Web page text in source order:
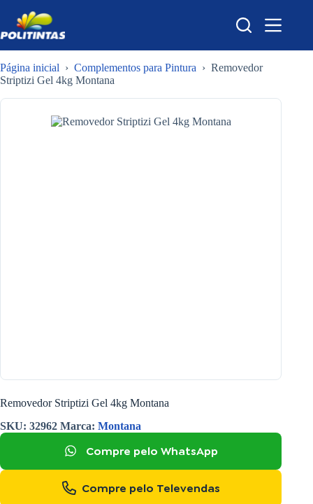
para
o
conteúdo
Página inicial › Complementos para Pintura › Removedor
Striptizi Gel 4kg Montana
Removedor Striptizi Gel 4kg Montana
SKU: 32962 Marca: Montana
Compre pelo WhatsApp
Compre pelo Televendas